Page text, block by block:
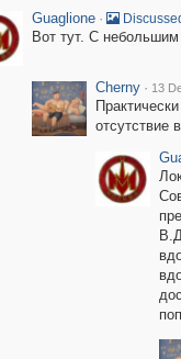
Guaglione ·
Вот тут. С
Cherny · 13
отсутствие